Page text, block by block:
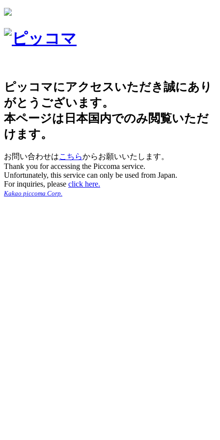
ピッコマにアクセスいただき誠にあり
がとうございます。
本ページは日本国内でのみ閲覧いただ
けます。
お問い合わせはこちらからお願いいたします。
Thank you for accessing the Piccoma service.
Unfortunately, this service can only be used from Japan.
For inquiries, please click here.
Kakao piccoma Corp.